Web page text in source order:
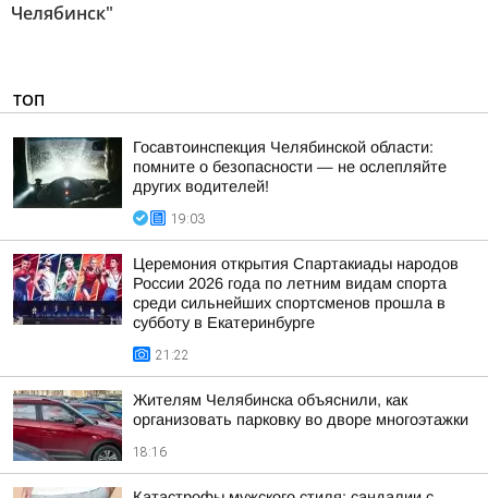
Челябинск"
ТОП
Госавтоинспекция Челябинской области:
помните о безопасности — не ослепляйте
других водителей!
19:03
Церемония открытия Спартакиады народов
России 2026 года по летним видам спорта
среди сильнейших спортсменов прошла в
субботу в Екатеринбурге
21:22
Жителям Челябинска объяснили, как
организовать парковку во дворе многоэтажки
18:16